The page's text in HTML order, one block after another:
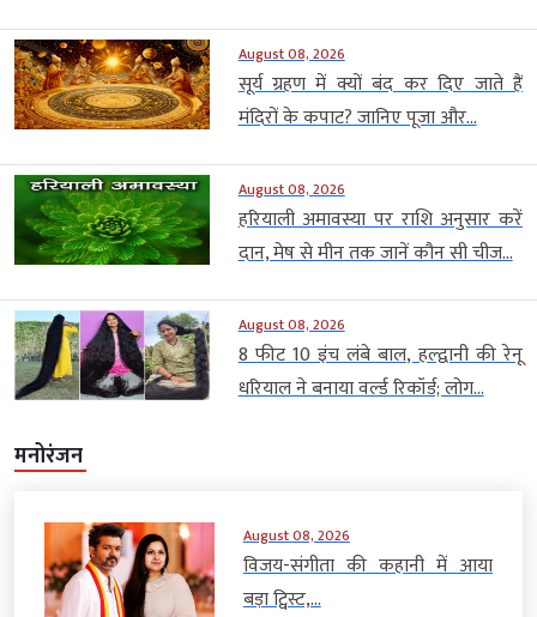
August 08, 2026
सूर्य ग्रहण में क्यों बंद कर दिए जाते हैं
मंदिरों के कपाट? जानिए पूजा और...
August 08, 2026
हरियाली अमावस्या पर राशि अनुसार करें
दान, मेष से मीन तक जानें कौन सी चीज...
August 08, 2026
8 फीट 10 इंच लंबे बाल, हल्द्वानी की रेनू
धरियाल ने बनाया वर्ल्ड रिकॉर्ड; लोग...
मनोरंजन
August 08, 2026
विजय-संगीता की कहानी में आया
बड़ा ट्विस्ट,...